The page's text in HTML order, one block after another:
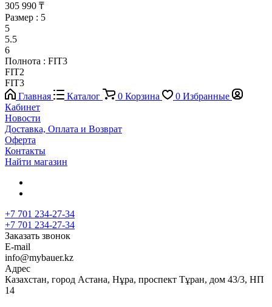
305 990 ₸
Размер : 5
5
5.5
6
Полнота : FIT3
FIT2
FIT3
Главная
Каталог 0 Корзина 0 Избранные
Кабинет
Новости
Доставка, Оплата и Возврат
Оферта
Контакты
Найти магазин
+7 701 234-27-34
+7 701 234-27-34
Заказать звонок
E-mail
info@mybauer.kz
Адрес
Казахстан, город Астана, Нұра, проспект Тұран, дом 43/3, НП
14